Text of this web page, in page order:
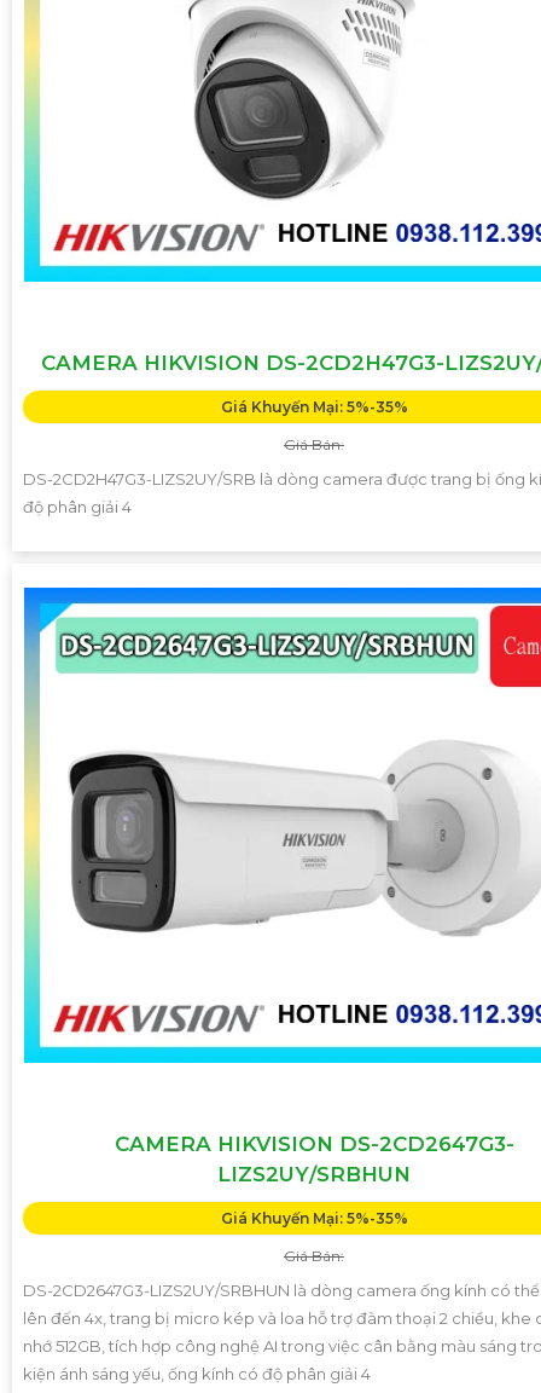
CAMERA HIKVISION DS-2CD2H47G3-
Giá Khuyến Mại: 5%-35%
Giá Bán:
DS-2CD2H47G3-LIZS2UY/SRB là dòng camera được trang bị ống
độ phân giải 4
CAMERA HIKVISION DS-2CD2647G3-
LIZS2UY/SRBHUN
Giá Khuyến Mại: 5%-35%
Giá Bán:
DS-2CD2647G3-LIZS2UY/SRBHUN là dòng camera ống kính có
lên đến 4x, trang bị micro kép và loa hỗ trợ đàm thoại 2 chiều, khe
nhớ 512GB, tích hợp công nghệ AI trong việc cân bằng màu sáng
kiện ánh sáng yếu, ống kính có độ phân giải 4